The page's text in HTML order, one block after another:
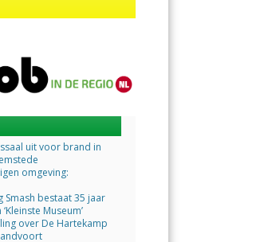
uit voor brand in
omgeving:
Smash bestaat 35 jaar
Museum’
over De Hartekamp